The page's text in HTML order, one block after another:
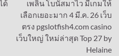
ด้
เพลิน โบนัสมาไว มีเกมให้
เลือกเยอะมาก 4 มี.ค. 26 เว็บ
ตรง pgslotfish4.com casino
เว็บใหญ่ ใหม่ล่าสุด Top 27 by
Helaine